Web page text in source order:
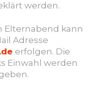
werden.
Elternabend kann
Adresse
erfolgen. Die
Einwahl werden